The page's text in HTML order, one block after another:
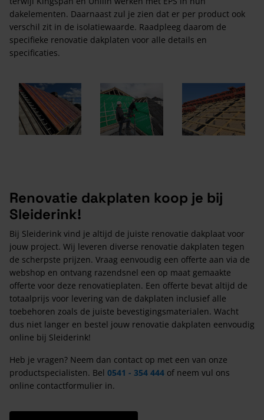
dakelementen. Daarnaast zul je zien dat er per product ook
verschil zit in de isolatiewaarde. Raadpleeg daarom de
specifieke renovatie dakplaten voor alle details en
specificaties.
Renovatie dakplaten koop je bij
Sleiderink!
Bij Sleiderink vind je altijd de juiste renovatie dakplaat voor
jouw project. Wij leveren diverse renovatie dakplaten tegen
de scherpste prijzen. Vraag eenvoudig een offerte aan via de
webshop en ontvang razendsnel een op maat gemaakte
offerte voor deze renovatieplaten. Een offerte bevat altijd de
totaalprijs voor levering van de dakplaten inclusief alle
toebehoren zoals de juiste bevestigingsmaterialen. Wacht
dus niet langer en bestel jouw renovatie dakplaten eenvoudig
online bij Sleiderink!
Heb je vragen? Neem dan contact op met een van onze
productspecialisten. Bel 0541 - 354 444 of neem vul ons
online contactformulier in.